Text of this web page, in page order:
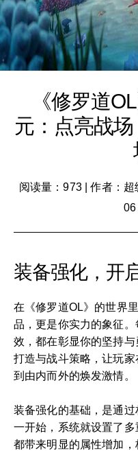
《修罗道
元：点亮战
阅读量：973|作者：超
06
装备强化，开
在《修罗道OL》的世界
品，更是你实力的象征
效，都在彰显你的坚持
打造与战斗策略，让玩
到由内而外的焕发激情。
装备强化的基础，是通
一开始，系统就设置了
都带来明显的属性增加